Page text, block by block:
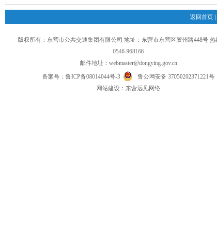
返回首页
版权所有：东营市公共交通集团有限公司 地址：东营市东营区胶州路448号
0546-968166
邮件地址： webmaster@dongying.gov.cn
备案号： 鲁ICP备08014044号-3
鲁公网安备 37050202371221号
网站建设： 东营远见网络